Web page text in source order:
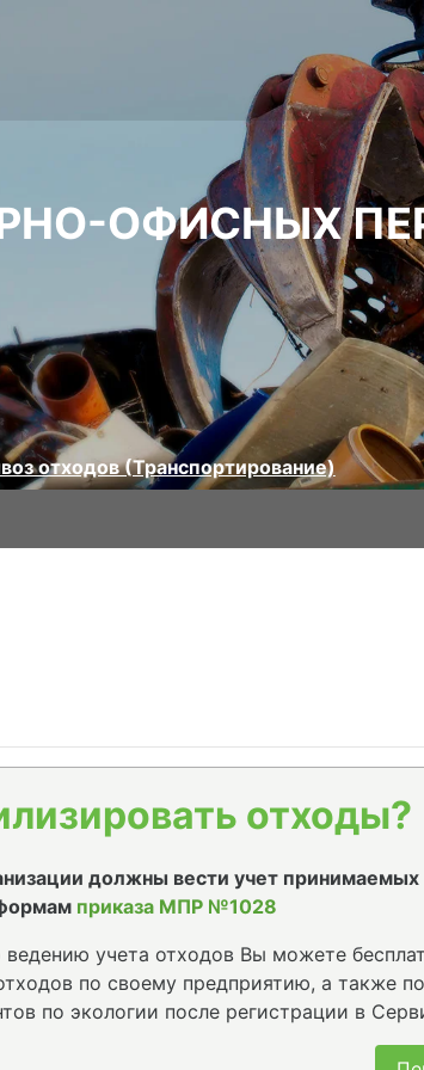
ОФИСНЫХ
отходов (Транспортирование)
отходы?
должны вести учет принимаемых
приказа МПР №1028
учета отходов Вы можете
по своему предприятию, а также
по экологии после регистрации в